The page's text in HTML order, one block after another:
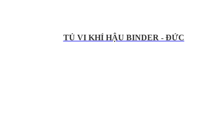
TỦ VI KHÍ HẬU BINDER - ĐỨC